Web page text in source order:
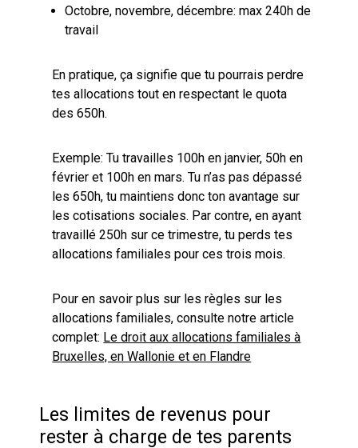
Octobre, novembre, décembre: max 240h de
travail
En pratique, ça signifie que tu pourrais perdre
tes allocations tout en respectant le quota
des 650h.
Exemple: Tu travailles 100h en janvier, 50h en
février et 100h en mars. Tu n’as pas dépassé
les 650h, tu maintiens donc ton avantage sur
les cotisations sociales. Par contre, en ayant
travaillé 250h sur ce trimestre, tu perds tes
allocations familiales pour ces trois mois.
Pour en savoir plus sur les règles sur les
allocations familiales, consulte notre article
complet: Le droit aux allocations familiales à
Bruxelles, en Wallonie et en Flandre
Les limites de revenus pour
rester à charge de tes parents